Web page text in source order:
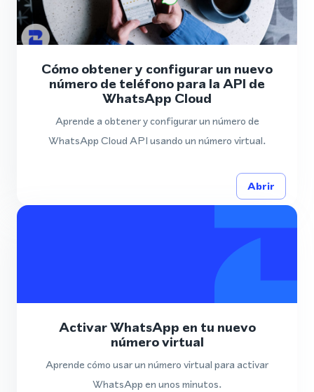
Cómo obtener y configurar un nuevo
número de teléfono para la API de
WhatsApp Cloud
Aprende a obtener y configurar un número de
WhatsApp Cloud API usando un número virtual.
Abrir
Activar WhatsApp en tu nuevo
número virtual
Aprende cómo usar un número virtual para activar
WhatsApp en unos minutos.